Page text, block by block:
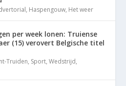
, Haspengouw, Het weer
per week lonen: Truiense
(15) verovert Belgische titel
Truiden, Sport,Wedstrijd,